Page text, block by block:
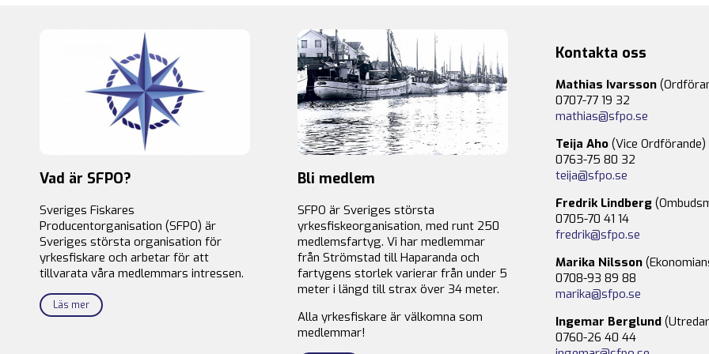
Vad är SFPO?
Sveriges Fiskares
Producentorganisation (SFPO) är
Sveriges största organisation för
yrkesfiskare och arbetar för att
tillvarata våra medlemmars intressen.
Läs mer
Bli medlem
SFPO är Sveriges största
yrkesfiskeorganisation, med runt 250
medlemsfartyg. Vi har medlemmar
från Strömstad till Haparanda och
fartygens storlek varierar från under 5
meter i längd till strax över 34 meter.
Alla yrkesfiskare är välkomna som
medlemmar!
Kontakta oss
Mathias Ivarsson
0707-77 19 32
mathias@sfpo.se
Teija Aho (Vice Ordförande)
0763-75 80 32
teija@sfpo.se
Fredrik Lindberg
0705-70 41 14
fredrik@sfpo.se
Marika Nilsson
0708-93 89 88
marika@sfpo.se
Ingemar Berglund
0760-26 40 44